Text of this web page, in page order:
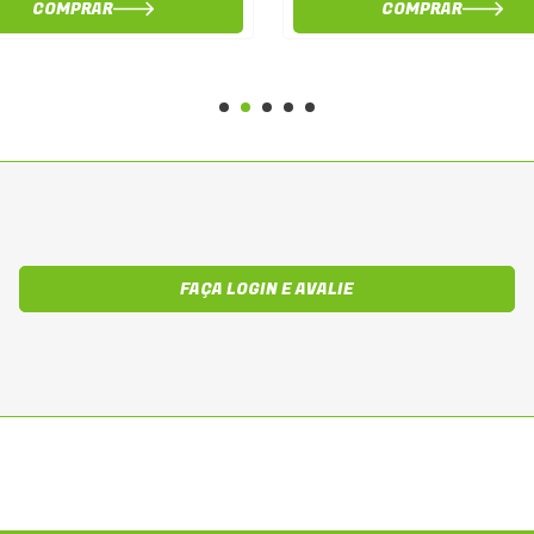
COMPRAR COMPRAR
FAÇA LOGIN E AVALIE